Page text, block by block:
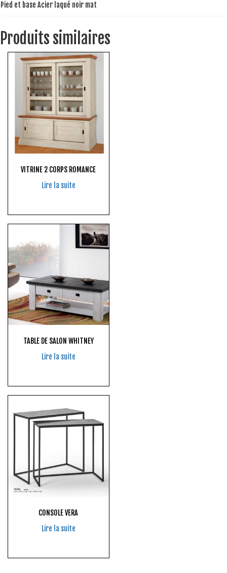
Pied et base Acier laqué noir mat
Produits similaires
VITRINE 2 CORPS ROMANCE
Lire la suite
TABLE DE SALON WHITNEY
Lire la suite
CONSOLE VERA
Lire la suite